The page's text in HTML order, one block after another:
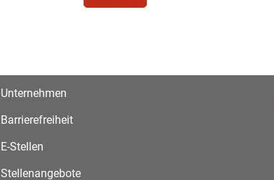
Unternehmen
Barrierefreiheit
E-Stellen
Stellenangebote